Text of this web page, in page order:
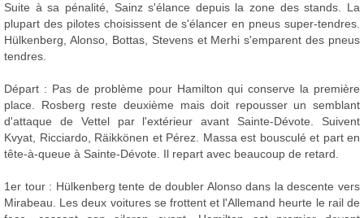
Suite à sa pénalité, Sainz s'élance depuis la zone des stands. La
plupart des pilotes choisissent de s'élancer en pneus super-tendres.
Hülkenberg, Alonso, Bottas, Stevens et Merhi s'emparent des pneus
tendres.
Départ : Pas de problème pour Hamilton qui conserve la première
place. Rosberg reste deuxième mais doit repousser un semblant
d'attaque de Vettel par l'extérieur avant Sainte-Dévote. Suivent
Kvyat, Ricciardo, Räikkönen et Pérez. Massa est bousculé et part en
tête-à-queue à Sainte-Dévote. Il repart avec beaucoup de retard.
1er tour : Hülkenberg tente de doubler Alonso dans la descente vers
Mirabeau. Les deux voitures se frottent et l'Allemand heurte le rail de